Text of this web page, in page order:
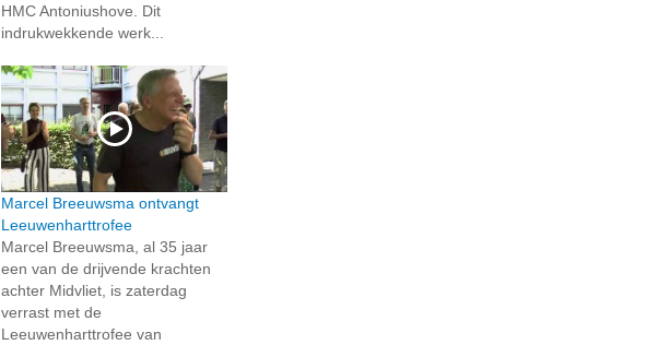
HMC Antoniushove. Dit
indrukwekkende werk...
Marcel Breeuwsma ontvangt
Leeuwenharttrofee
Marcel Breeuwsma, al 35 jaar
een van de drijvende krachten
achter Midvliet, is zaterdag
verrast met de
Leeuwenharttrofee van